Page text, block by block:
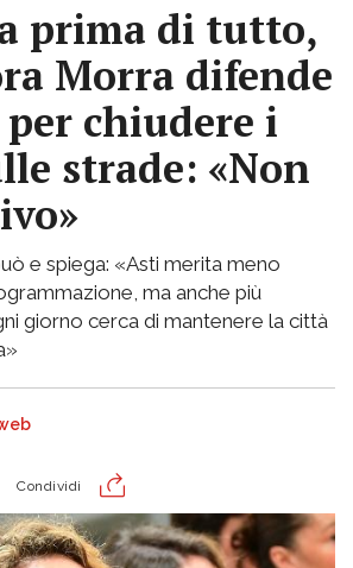
prima di tutto,
Morra difende
chiudere i
strade: «Non
e spiega: «Asti merita meno
ma anche più
giorno cerca di mantenere la città
Condividi